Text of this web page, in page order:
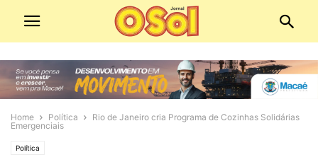
Home Política
Rio de Janeiro cria Programa de Cozinhas Solidárias
Emergenciais
Política